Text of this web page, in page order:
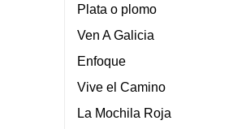
Plata o plomo
Ven A Galicia
Enfoque
Vive el Camino
La Mochila Roja